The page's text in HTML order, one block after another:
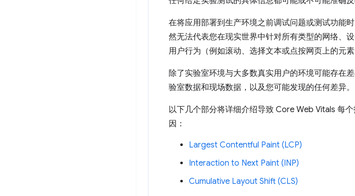
在将应用部署到生产环境之前调试问题或测试功能
然无法代表您在现实世界中针对所有类型的网络、
用户行为（例如滚动、选择文本或点按网页上的元素
除了实验室环境与大多数真实用户的环境可能存在
验室数据和现场数据，以及您可能发现的任何差异。
以下几个部分将详细介绍导致 Core Web Vitals 每
因：
Largest Contentful Paint (LCP)
Interaction to Next Paint (INP)
Cumulative Layout Shift (CLS)